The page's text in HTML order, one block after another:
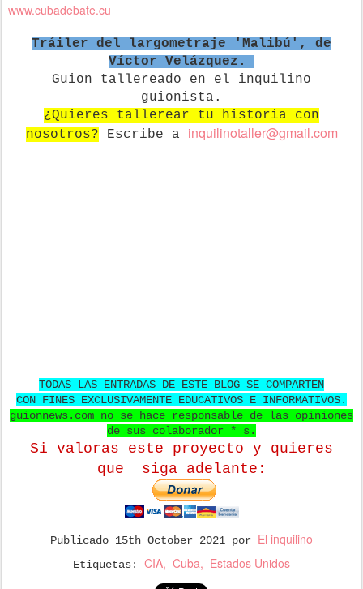
www.cubadebate.cu
Tráiler del largometraje 'Malibú', de
Víctor Velázquez.
Guion tallereado en el inquilino
guionista.
¿Quieres tallerear tu historia con
nosotros? Escribe a inquilinotaller@gmail.com
TODAS LAS ENTRADAS DE ESTE BLOG SE COMPARTEN
CON FINES EXCLUSIVAMENTE EDUCATIVOS E INFORMATIVOS.
guionnews.com no se hace responsable de las opiniones
de sus colaborador * s.
Si valoras este proyecto y quieres
que siga adelante:
Publicado 15th October 2021 por El inquilino
Etiquetas: CIA Cuba Estados Unidos